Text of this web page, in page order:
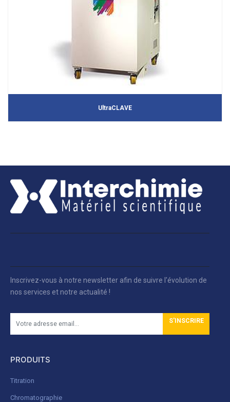
UltraCLAVE
Inscrivez-vous à notre newsletter afin de suivre l'évolution de
nos services et notre actualité !
S'INSCRIRE
PRODUITS
Titration
Chromatographie